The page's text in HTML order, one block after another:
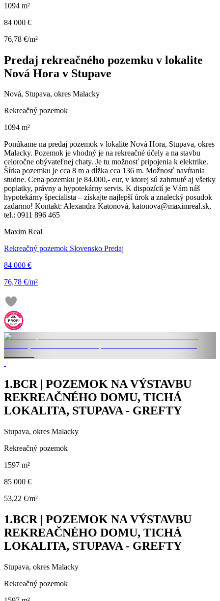
1094 m²
84 000 €
76,78 €/m²
Predaj rekreačného pozemku v lokalite
Nová Hora v Stupave
Nová, Stupava, okres Malacky
Rekreačný pozemok
1094 m²
Ponúkame na predaj pozemok v lokalite Nová Hora, Stupava, okres
Malacky. Pozemok je vhodný je na rekreačné účely a na stavbu
celoročne obývateľnej chaty. Je tu možnosť pripojenia k elektrike.
Šírka pozemku je cca 8 m a dĺžka cca 136 m. Možnosť navŕtania
studne. Cena pozemku je 84.000,- eur, v ktorej sú zahrnuté aj všetky
poplatky, právny a hypotekárny servis. K dispozícií je Vám náš
hypotekárny špecialista – získajte najlepší úrok a znalecký posudok
zadarmo! Kontakt: Alexandra Katonová, katonova@maximreal.sk,
tel.: 0911 896 465
Maxim Real
Rekreačný pozemok Slovensko Predaj
84 000 €
76,78 €/m²
1.BCR | POZEMOK NA VÝSTAVBU
REKREAČNÉHO DOMU, TICHÁ
LOKALITA, STUPAVA - GREFTY
Stupava, okres Malacky
Rekreačný pozemok
1597 m²
85 000 €
53,22 €/m²
1.BCR | POZEMOK NA VÝSTAVBU
REKREAČNÉHO DOMU, TICHÁ
LOKALITA, STUPAVA - GREFTY
Stupava, okres Malacky
Rekreačný pozemok